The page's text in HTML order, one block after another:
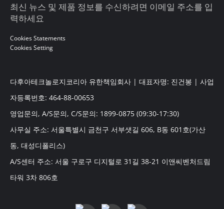
최신 뉴스 및 제품 정보를 수신하려면 이메일 주소를 입
력하세요
Cookies Statements
Cookies Setting
다후아테크놀로지코리아 유한책임회사 | 대표자명: 진건봉 | 사업
자등록번호: 464-88-00653
영업문의, A/S문의, C/S문의: 1899-0875 (09:30-17:30)
사무실 주소: 서울특별시 금천구 서부샛길 606, B동 601호(가산
동, 대성디폴리스)
A/S센터 주소: 서울 구로구 디지털로 31길 38-21 이앤씨벤처드림
타워 3차 806호